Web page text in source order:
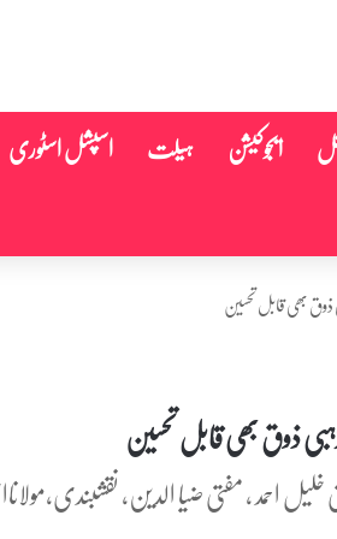
ایجوکیشن ہیلت اسپشل اسٹوری
بھی قابل تحسین
ذوق بھی قابل تحسین
, مفتی ضیا الدین،